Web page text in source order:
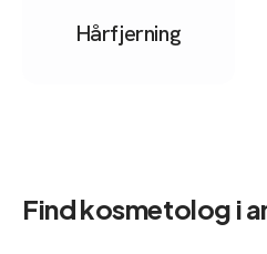
Hårfjerning
Findkosmetolog i